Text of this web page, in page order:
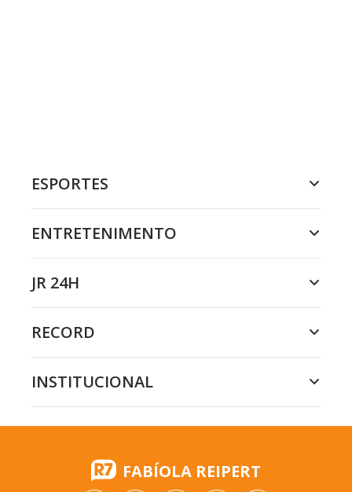
ESPORTES
ENTRETENIMENTO
JR 24H
RECORD
INSTITUCIONAL
FABÍOLA REIPERT